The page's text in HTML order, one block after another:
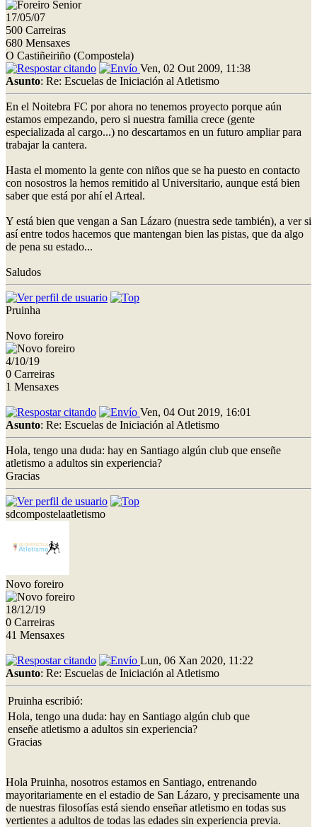
17/05/07
500 Carreiras
680 Mensaxes
O Castiñeiriño (Compostela)
Ven, 02 Out 2009, 11:38
Asunto: Re: Escuelas de Iniciación al Atletismo
En el Noitebra FC por ahora no tenemos proyecto porque aún
estamos empezando, pero si nuestra familia crece (gente
especializada al cargo...) no descartamos en un futuro ampliar para
trabajar la cantera.
Hasta el momento la gente con niños que se ha puesto en contacto
con nosostros la hemos remitido al Universitario, aunque está bien
saber que está por ahí el Arteal.
Y está bien que vengan a San Lázaro (nuestra sede también), a ver si
así entre todos hacemos que mantengan bien las pistas, que da algo
de pena su estado...
Saludos
Pruinha
Novo foreiro
4/10/19
0 Carreiras
1 Mensaxes
Ven, 04 Out 2019, 16:01
Asunto: Re: Escuelas de Iniciación al Atletismo
Hola, tengo una duda: hay en Santiago algún club que enseñe
atletismo a adultos sin experiencia?
Gracias
sdcompostelaatletismo
Novo foreiro
18/12/19
0 Carreiras
41 Mensaxes
Lun, 06 Xan 2020, 11:22
Asunto: Re: Escuelas de Iniciación al Atletismo
Pruinha escribió:
Hola, tengo una duda: hay en Santiago algún club que
enseñe atletismo a adultos sin experiencia?
Gracias
Hola Pruinha, nosotros estamos en Santiago, entrenando
mayoritariamente en el estadio de San Lázaro, y precisamente una
de nuestras filosofías está siendo enseñar atletismo en todas sus
vertientes a adultos de todas las edades sin experiencia previa.